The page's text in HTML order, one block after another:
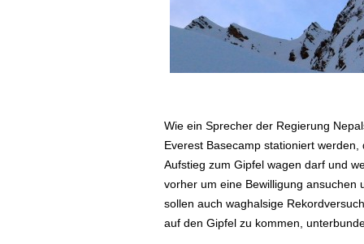
Wie ein Sprecher der Regierung
Everest Basecamp stationiert
Aufstieg zum Gipfel wagen darf und
vorher um eine Bewilligung ansuchen
sollen auch waghalsige
auf den Gipfel zu kommen,